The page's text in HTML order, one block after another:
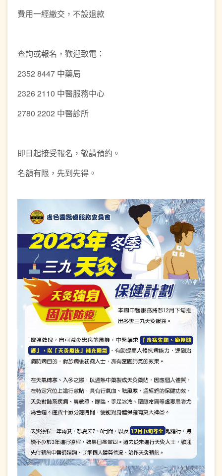
費用一經繳交，不設退款
查詢或報名，歡迎致電：
2352 8447 中藥局
2326 2110 中醫服務中心
2780 2202 中醫診所
即日起接受報名，敬請預約。
名額有限，先到先得。